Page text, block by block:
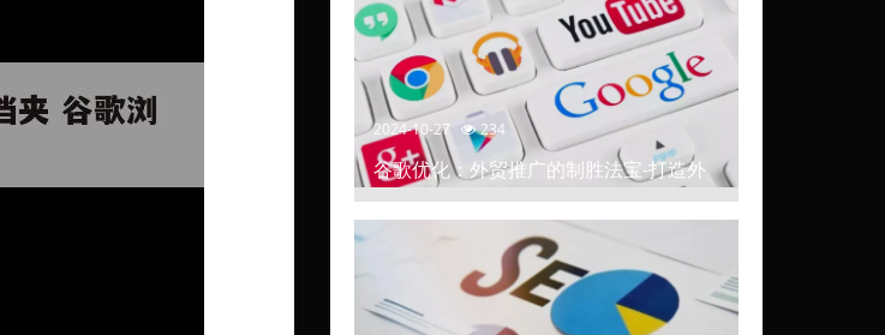
2024-10-27 234
谷歌优化：外贸推广的制胜法宝-打造外
贸推广中的高排名网站